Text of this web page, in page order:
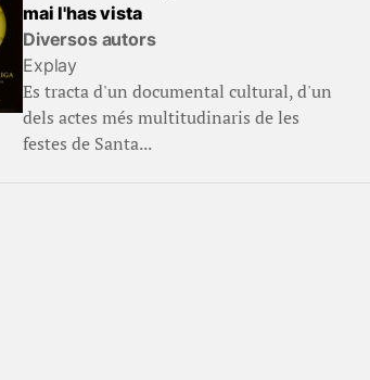
mai l'has vista
Diversos autors
Explay
Es tracta d'un documental cultural, d'un
dels actes més multitudinaris de les
festes de Santa...